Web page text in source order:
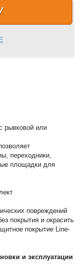
рывковой или
переходники,
площадки для
повреждений
покрытия и окрасить
покрытие Line-
и эксплуатации